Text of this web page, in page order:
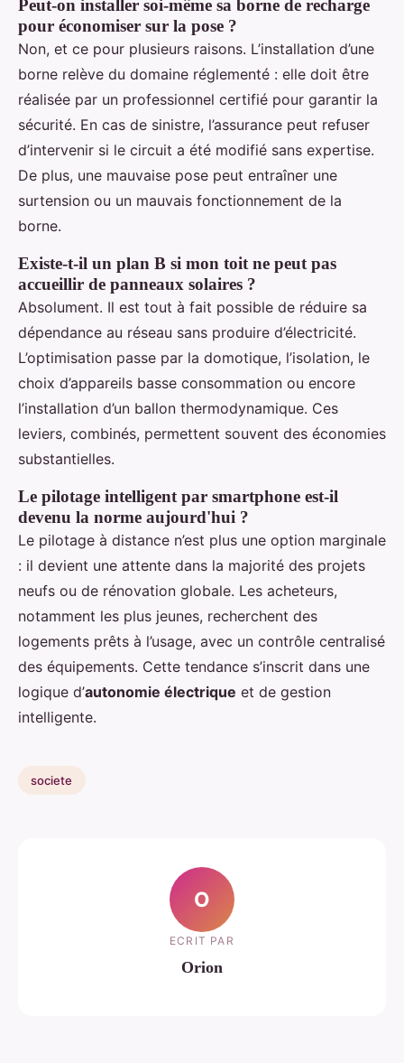
Peut-on installer soi-même sa borne de recharge
pour économiser sur la pose ?
Non, et ce pour plusieurs raisons. L’installation d’une
borne relève du domaine réglementé : elle doit être
réalisée par un professionnel certifié pour garantir la
sécurité. En cas de sinistre, l’assurance peut refuser
d’intervenir si le circuit a été modifié sans expertise.
De plus, une mauvaise pose peut entraîner une
surtension ou un mauvais fonctionnement de la
borne.
Existe-t-il un plan B si mon toit ne peut pas
accueillir de panneaux solaires ?
Absolument. Il est tout à fait possible de réduire sa
dépendance au réseau sans produire d’électricité.
L’optimisation passe par la domotique, l’isolation, le
choix d’appareils basse consommation ou encore
l’installation d’un ballon thermodynamique. Ces
leviers, combinés, permettent souvent des économies
substantielles.
Le pilotage intelligent par smartphone est-il
devenu la norme aujourd'hui ?
Le pilotage à distance n’est plus une option marginale
: il devient une attente dans la majorité des projets
neufs ou de rénovation globale. Les acheteurs,
notamment les plus jeunes, recherchent des
logements prêts à l’usage, avec un contrôle centralisé
des équipements. Cette tendance s’inscrit dans une
logique d’autonomie électrique et de gestion
intelligente.
societe
O
ECRIT PAR
Orion